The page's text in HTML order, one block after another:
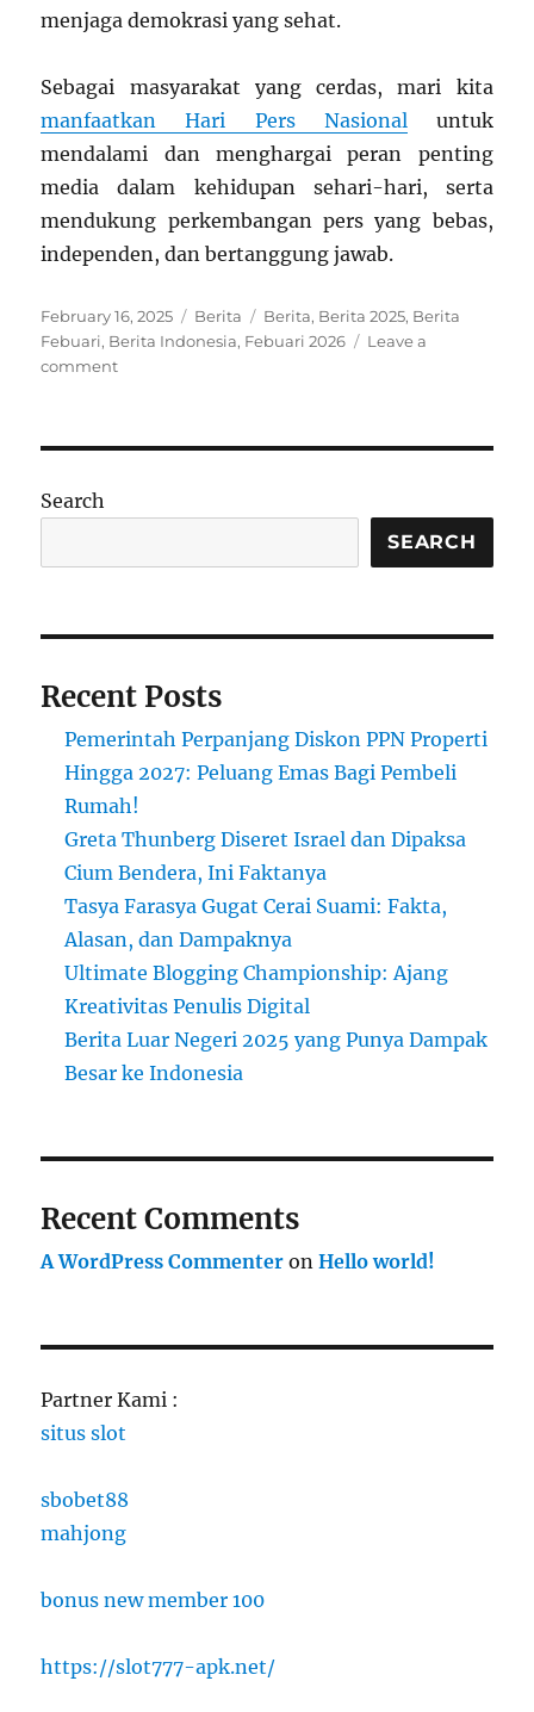
menjaga demokrasi yang sehat.
Sebagai masyarakat yang cerdas, mari kita
manfaatkan Hari Pers Nasional untuk
mendalami dan menghargai peran penting
media dalam kehidupan sehari-hari, serta
mendukung perkembangan pers yang bebas,
independen, dan bertanggung jawab.
Posted
on
February 16, 2025 Categories
Berita Tags
Berita, Berita 2025, Berita
Febuari, Berita Indonesia, Febuari 2026
Leave a
commenton
Nasional
9
Search
SEARCH
Recent Posts
Pemerintah Perpanjang Diskon PPN Properti
Hingga 2027: Peluang Emas Bagi Pembeli
Rumah!
Greta Thunberg Diseret Israel dan Dipaksa
Cium Bendera, Ini Faktanya
Tasya Farasya Gugat Cerai Suami: Fakta,
Alasan, dan Dampaknya
Ultimate Blogging Championship: Ajang
Kreativitas Penulis Digital
Berita Luar Negeri 2025 yang Punya Dampak
Besar ke Indonesia
Recent Comments
A WordPress Commenter onHello world!
Partner Kami :
situs slot
sbobet88
mahjong
bonus new member 100
https://slot777-apk.net/